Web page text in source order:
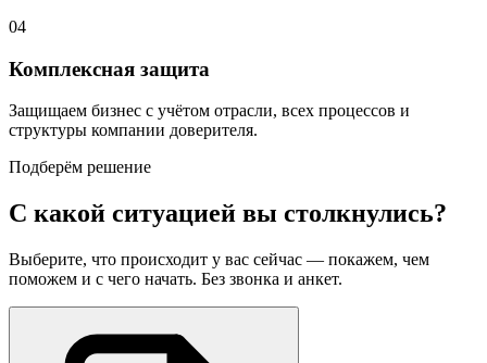
04
Комплексная защита
Защищаем бизнес с учётом отрасли, всех процессов и
структуры компании доверителя.
Подберём решение
С какой ситуацией вы столкнулись?
Выберите, что происходит у вас сейчас — покажем, чем
поможем и с чего начать. Без звонка и анкет.